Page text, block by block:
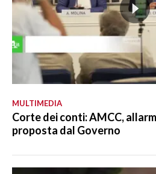
MULTIMEDIA
Corte dei conti: AMCC,
proposta dal Governo